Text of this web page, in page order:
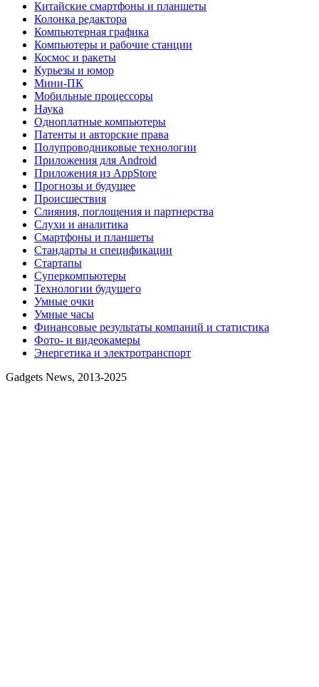
Китайские смартфоны и планшеты
Колонка редактора
Компьютерная графика
Компьютеры и рабочие станции
Космос и ракеты
Курьезы и юмор
Мини-ПК
Мобильные процессоры
Наука
Одноплатные компьютеры
Патенты и авторские права
Полупроводниковые технологии
Приложения для Android
Приложения из AppStore
Прогнозы и будущее
Происшествия
Слияния, поглощения и партнерства
Слухи и аналитика
Смартфоны и планшеты
Стандарты и спецификации
Стартапы
Суперкомпьютеры
Технологии будущего
Умные очки
Умные часы
Финансовые результаты компаний и статистика
Фото- и видеокамеры
Энергетика и электротранспорт
Gadgets News, 2013-2025